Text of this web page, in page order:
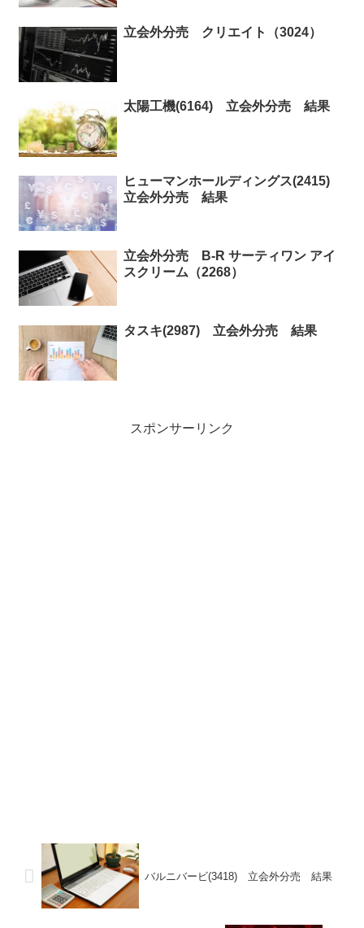
立会外分売 クリエイト（3024）
太陽工機(6164) 立会外分売 結果
ヒューマンホールディングス(2415)
立会外分売 結果
立会外分売 B-R サーティワン アイ
スクリーム（2268）
タスキ(2987) 立会外分売 結果
スポンサーリンク
バルニバービ(3418) 立会外分売 結果